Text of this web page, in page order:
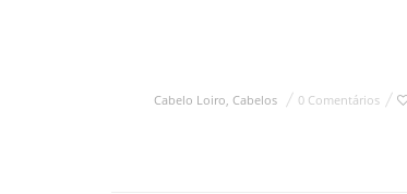
Cabelo Loiro Cabelos 0 Comentários